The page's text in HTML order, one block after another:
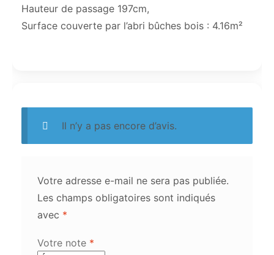
Hauteur de passage 197cm,
Surface couverte par l’abri bûches bois : 4.16m²
Il n’y a pas encore d’avis.
Votre adresse e-mail ne sera pas publiée.
Les champs obligatoires sont indiqués
avec *
Votre note *